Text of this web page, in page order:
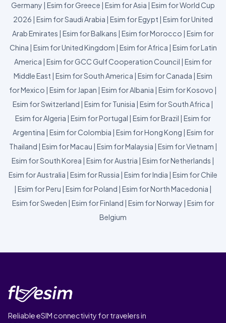
Germany | Esim for Greece | Esim for Asia | Esim for World Cup
2026 | Esim for Saudi Arabia | Esim for Egypt | Esim for United
Arab Emirates | Esim for Balkans | Esim for Morocco | Esim for
China | Esim for United Kingdom | Esim for Africa | Esim for Latin
America | Esim for GCC Gulf Cooperation Council | Esim for
Middle East | Esim for South America | Esim for Canada | Esim
for Mexico | Esim for Japan | Esim for Albania | Esim for Kosovo |
Esim for Switzerland | Esim for Tunisia | Esim for South Africa |
Esim for Algeria | Esim for Portugal | Esim for Brazil | Esim for
Argentina | Esim for Colombia | Esim for Hong Kong | Esim for
Thailand | Esim for Macau | Esim for Malaysia | Esim for Vietnam |
Esim for South Korea | Esim for Austria | Esim for Netherlands |
Esim for Australia | Esim for Russia | Esim for India | Esim for Chile
| Esim for Peru | Esim for Poland | Esim for North Macedonia |
Esim for Sweden | Esim for Finland | Esim for Norway | Esim for
Belgium
Reliable eSIM connectivity for travelers in